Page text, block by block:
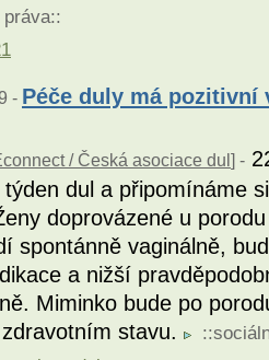
::
- Péče duly má
/ Česká asociace dul ] -
týden dul a připomínáme
doprovázené u
spontánně vaginálně,
a nižší
Miminko bude po
stavu.
::